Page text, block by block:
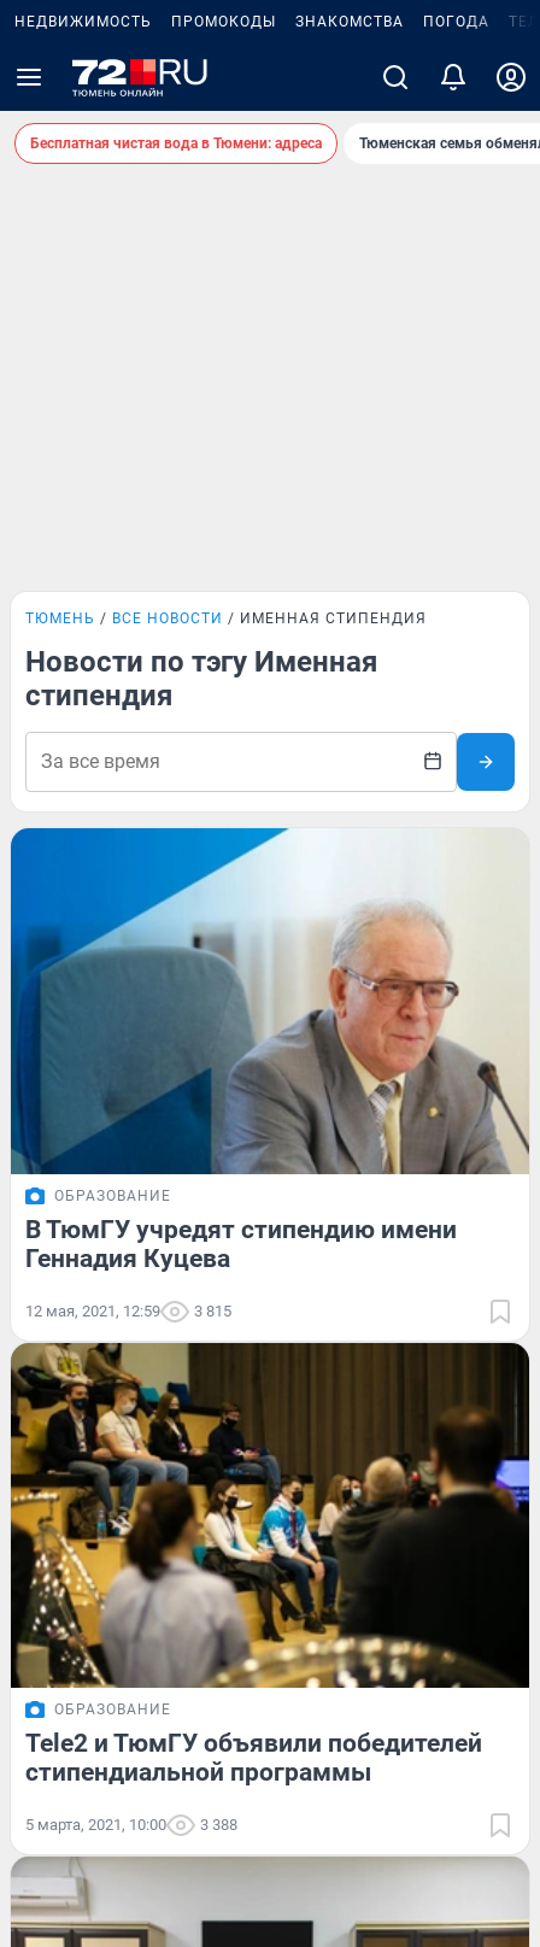
НЕДВИЖИМОСТЬ ПРОМОКОДЫ ЗНАКОМСТВА ПОГОДА
Бесплатная чистая вода в Тюмени: адреса Тюменская семья
ТЮМЕНЬ ВСЕ НОВОСТИ ИМЕННАЯ СТИПЕНДИЯ
Новости по тэгу Именная
стипендия
ОБРАЗОВАНИЕ
В ТюмГУ учредят стипендию имени
Геннадия Куцева
12 мая, 2021, 12:59 3 815
ОБРАЗОВАНИЕ
Tele2 и ТюмГУ объявили победителей
стипендиальной программы
5 марта, 2021, 10:00 3 388